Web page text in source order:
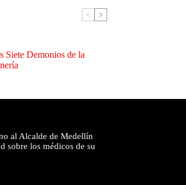
Siete Demonios de la
al Alcalde de Medellín
sobre los médicos de su